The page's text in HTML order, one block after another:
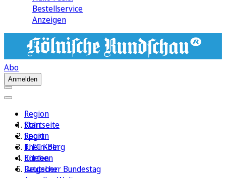
Bestellservice
Anzeigen
Abo
Anmelden
Region
Köln
Sport
1. FC Köln
Erleben
Ratgeber
Startseite
Region
Rhein-Berg
Kürten
Deutscher Bundestag